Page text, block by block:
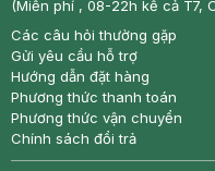
(Miễn phí , 08-22h kể cả T7,
Các câu hỏi thường gặp
Gửi yêu cầu hỗ trợ
Hướng dẫn đặt hàng
Phương thức thanh toán
Phương thức vận chuyển
Chính sách đổi trả